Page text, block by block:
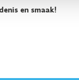
en smaak!